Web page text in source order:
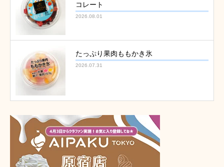
コレート
2026.08.01
たっぷり果肉ももかき氷
2026.07.31